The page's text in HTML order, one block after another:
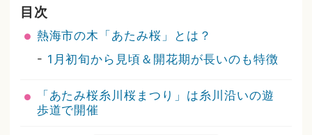
目次
熱海市の木「あたみ桜」とは？
- 1月初旬から見頃＆開花期が長いのも特徴
「あたみ桜糸川桜まつり」は糸川沿いの遊
歩道で開催